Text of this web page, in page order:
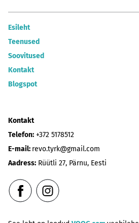
Esileht
Teenused
Soovitused
Kontakt
Blogspot
Kontakt
Telefon: +372 5178512
E-mail: revo.tyrk@gmail.com
Aadress: Rüütli 27, Pärnu, Eesti